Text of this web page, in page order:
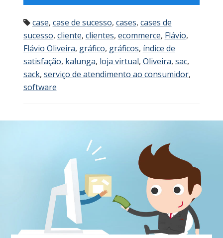
case, case de sucesso, cases, cases de
sucesso, cliente, clientes, ecommerce, Flávio,
Flávio Oliveira, gráfico, gráficos, índice de
satisfação, kalunga, loja virtual, Oliveira, sac,
sack, serviço de atendimento ao consumidor,
software